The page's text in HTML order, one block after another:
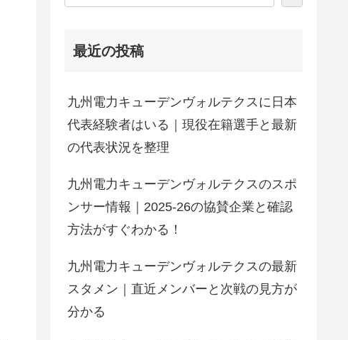
最近の投稿
九州電力キューデンヴォルテクスに日本
代表経験者はいる｜現役在籍選手と最新
の代表状況を整理
九州電力キューデンヴォルテクスのスポ
ンサー情報｜2025-26の協賛企業と確認
方法がすぐわかる！
九州電力キューデンヴォルテクスの最新
スタメン｜直近メンバーと次戦の見方が
分かる